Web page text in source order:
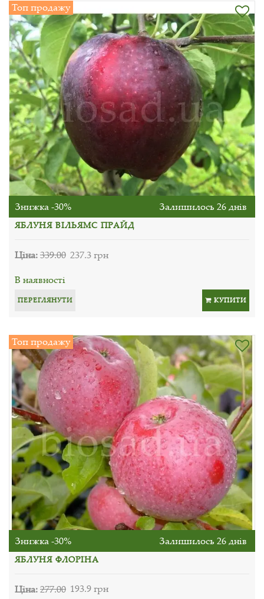
Топ продажу
Знижка -30% Залишилось 26 днів
ЯБЛУНЯ ВІЛЬЯМС ПРАЙД
Ціна:339.00 237.3 грн
В наявності
ПЕРЕГЛЯНУТИ КУПИТИ
Топ продажу
Знижка -30% Залишилось 26 днів
ЯБЛУНЯ ФЛОРІНА
Ціна:277.00 193.9 грн